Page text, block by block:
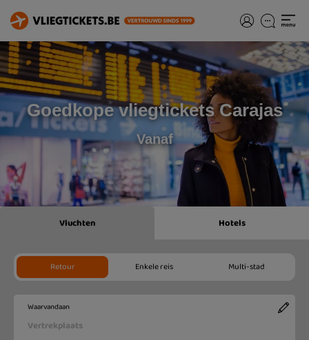
Goedkope vliegtickets Carajas
Vanaf